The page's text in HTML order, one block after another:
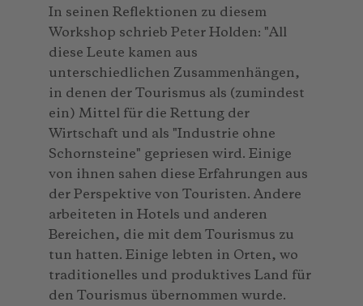
In seinen Reflektionen zu diesem
Workshop schrieb Peter Holden: "All
diese Leute kamen aus
unterschiedlichen Zusammenhängen,
in denen der Tourismus als (zumindest
ein) Mittel für die Rettung der
Wirtschaft und als "Industrie ohne
Schornsteine" gepriesen wird. Einige
von ihnen sahen diese Erfahrungen aus
der Perspektive von Touristen. Andere
arbeiteten in Hotels und anderen
Bereichen, die mit dem Tourismus zu
tun hatten. Einige lebten in Orten, wo
traditionelles und produktives Land für
den Tourismus übernommen wurde.